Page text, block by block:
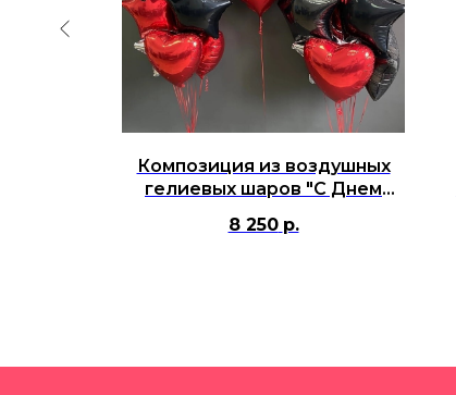
Композиция из воздушных
гелиевых шаров "С Днем
8 250 р.